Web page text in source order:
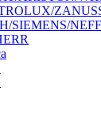
SIEMENS/NEFF